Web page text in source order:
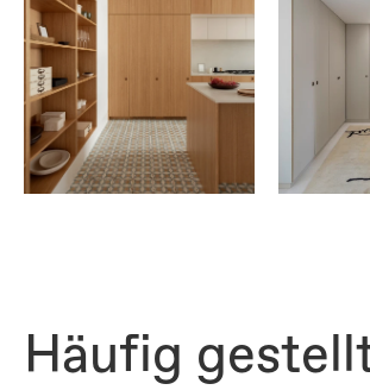
Häufig